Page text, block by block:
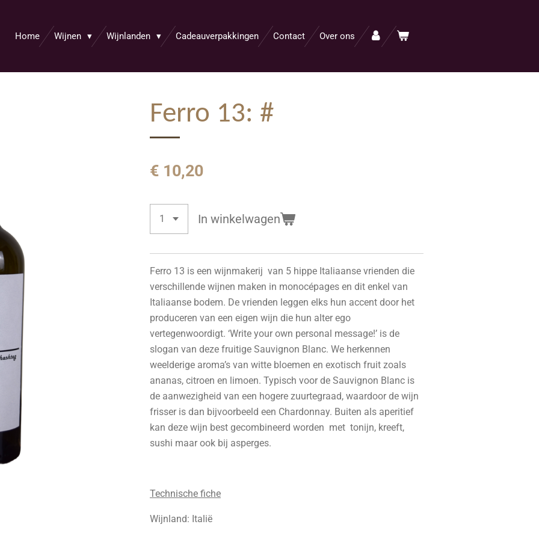
Home Wijnen Wijnlanden Cadeauverpakkingen Contact Over ons
Ferro 13: #
€ 10,20
In winkelwagen
Ferro 13 is een wijnmakerij van 5 hippe Italiaanse vrienden die
verschillende wijnen maken in monocépages en dit enkel van
Italiaanse bodem. De vrienden leggen elks hun accent door het
produceren van een eigen wijn die hun alter ego
vertegenwoordigt. ‘Write your own personal message!’ is de
slogan van deze fruitige Sauvignon Blanc. We herkennen
weelderige aroma’s van witte bloemen en exotisch fruit zoals
ananas, citroen en limoen. Typisch voor de Sauvignon Blanc is
de aanwezigheid van een hogere zuurtegraad, waardoor de wijn
frisser is dan bijvoorbeeld een Chardonnay. Buiten als aperitief
kan deze wijn best gecombineerd worden met tonijn, kreeft,
sushi maar ook bij asperges.
Technische fiche
Wijnland: Italië